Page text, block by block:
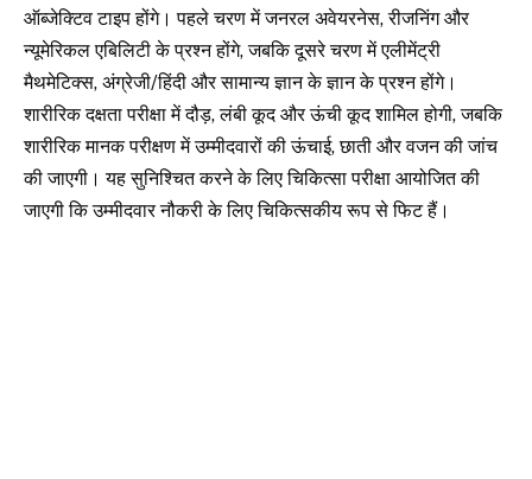
ऑब्जेक्टिव टाइप होंगे। पहले चरण में जनरल अवेयरनेस, रीजनिंग और
न्यूमेरिकल एबिलिटी के प्रश्न होंगे, जबकि दूसरे चरण में एलीमेंट्री
मैथमेटिक्स, अंग्रेजी/हिंदी और सामान्य ज्ञान के ज्ञान के प्रश्न होंगे।
शारीरिक दक्षता परीक्षा में दौड़, लंबी कूद और ऊंची कूद शामिल होगी, जबकि
शारीरिक मानक परीक्षण में उम्मीदवारों की ऊंचाई, छाती और वजन की जांच
की जाएगी। यह सुनिश्चित करने के लिए चिकित्सा परीक्षा आयोजित की
जाएगी कि उम्मीदवार नौकरी के लिए चिकित्सकीय रूप से फिट हैं।